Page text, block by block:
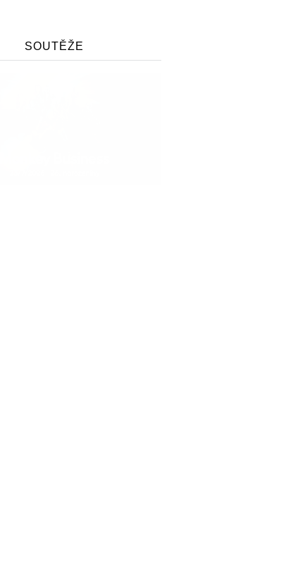
SOUTĚŽE